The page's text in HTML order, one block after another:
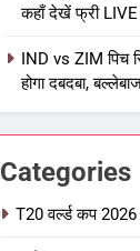
कहाँ देखें फ्री LIVE
IND vs ZIM पिच
होगा दबदबा,
Categories
T20 वर्ल्ड कप 2026
की असली
आईपीएल 2026
IPL इतिहास
विस्तृत
क्रिकेट